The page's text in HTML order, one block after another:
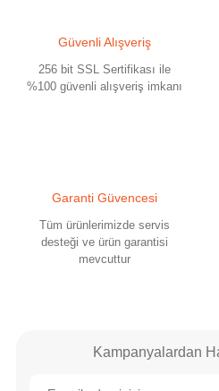
Güvenli Alışveriş
256 bit SSL Sertifikası ile
%100 güvenli alışveriş imkanı
Garanti Güvencesi
Tüm ürünlerimizde servis
desteği ve ürün garantisi
mevcuttur
Kampanyalardan